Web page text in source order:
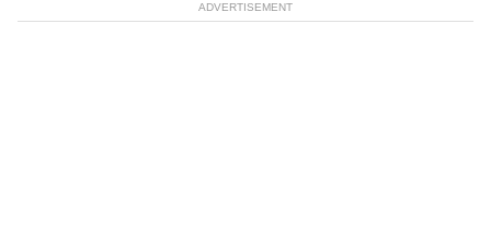
ADVERTISEMENT